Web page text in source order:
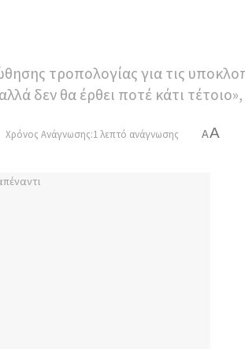
τροπολογίας για τις
δεν θα έρθει ποτέ κάτι τέτοιο»,
Χρόνος Ανάγνωσης:1 λεπτό ανάγνωσης AA